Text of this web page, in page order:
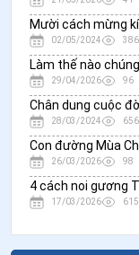
Mười cách mừng
02/05/2024 386
29/04/2026 96
Chân dung cuộc
28/03/2024 656
Con đường Mùa
26/03/2026 98
4 cách noi gương
17/03/2026 615